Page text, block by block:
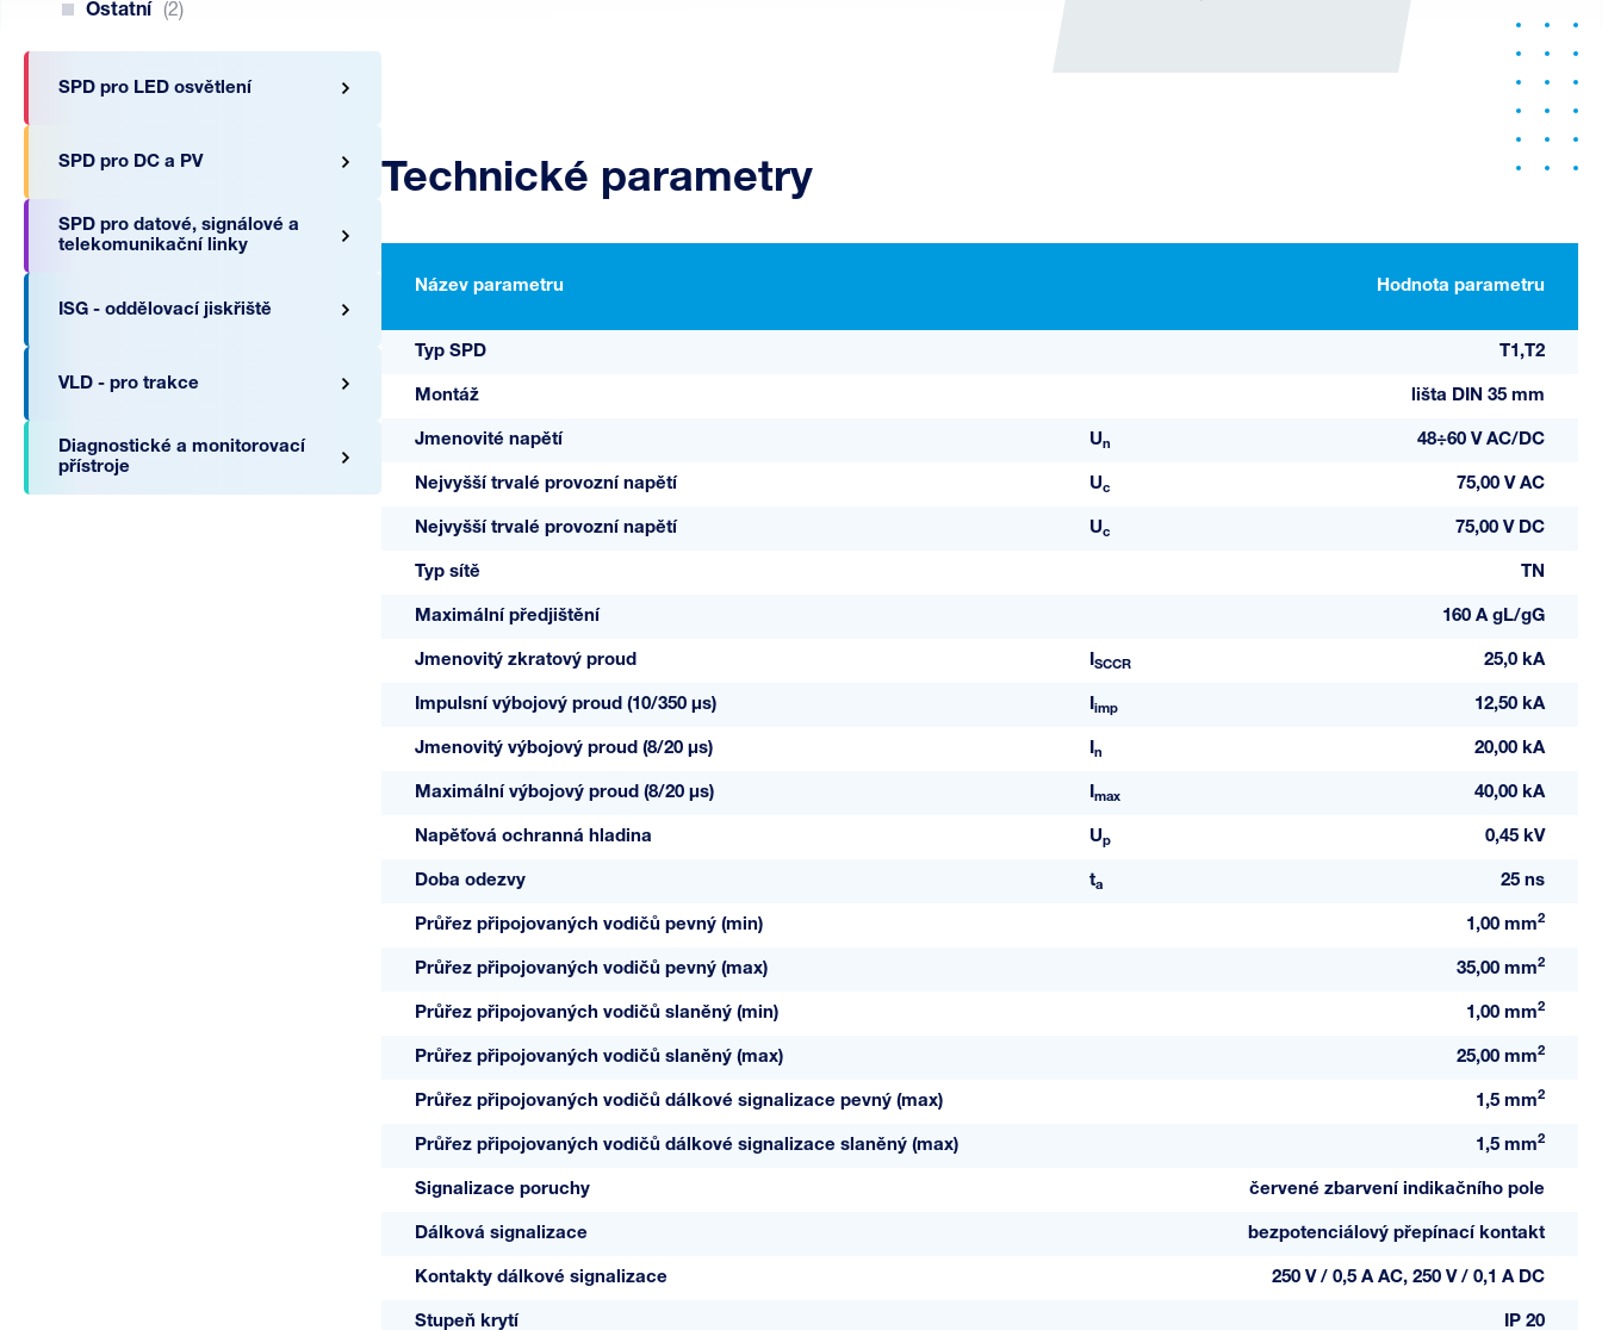
Ostatní
(2)
SPD pro LED osvětlení
SPD pro DC a PV
SPD pro datové, signálové a
telekomunikační linky
ISG - oddělovací jiskřiště
VLD - pro trakce
Diagnostické a monitorovací
přístroje
Technické parametry
Název parametru Hodnota parametru
Typ SPD T1,T2
Montáž lišta DIN 35 mm
Jmenovité napětí Un 48÷60 V AC/DC
Nejvyšší trvalé provozní napětí Uc 75,00 V AC
Nejvyšší trvalé provozní napětí Uc 75,00 V DC
Typ sítě TN
Maximální předjištění 160 A gL/gG
Jmenovitý zkratový proud ISCCR 25,0 kA
Impulsní výbojový proud (10/350 µs) Iimp 12,50 kA
Jmenovitý výbojový proud (8/20 µs) In 20,00 kA
Maximální výbojový proud (8/20 µs) Imax 40,00 kA
Napěťová ochranná hladina Up 0,45 kV
Doba odezvy ta 25 ns
Průřez připojovaných vodičů pevný (min) 1,00 mm2
Průřez připojovaných vodičů pevný (max) 35,00 mm2
Průřez připojovaných vodičů slaněný (min) 1,00 mm2
Průřez připojovaných vodičů slaněný (max) 25,00 mm2
Průřez připojovaných vodičů dálkové signalizace pevný (max) 1,5 mm2
Průřez připojovaných vodičů dálkové signalizace slaněný (max) 1,5 mm2
Signalizace poruchy červené zbarvení indikačního pole
Dálková signalizace bezpotenciálový přepínací kontakt
Kontakty dálkové signalizace 250 V / 0,5 A AC, 250 V / 0,1 A DC
Stupeň krytí IP 20